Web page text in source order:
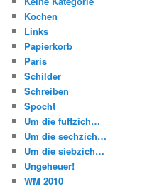
Kochen
Links
Papierkorb
Paris
Schilder
Schreiben
Spocht
Um die fuffzich…
Um die sechzich…
Um die siebzich…
Ungeheuer!
WM 2010